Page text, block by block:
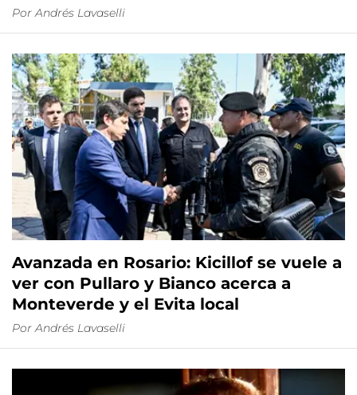
Por Andrés Lavaselli
Avanzada en Rosario: Kicillof se vuele a
ver con Pullaro y Bianco acerca a
Monteverde y el Evita local
Por Andrés Lavaselli